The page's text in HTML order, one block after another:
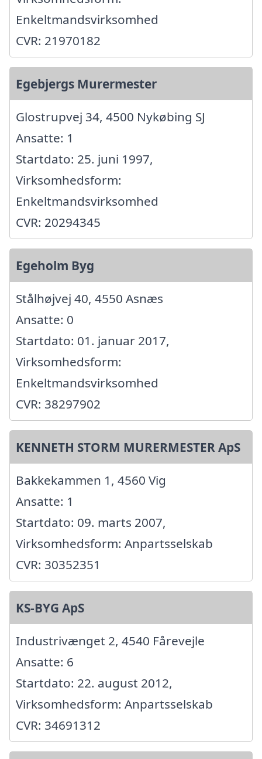
Enkeltmandsvirksomhed
CVR: 21970182
Egebjergs Murermester
Glostrupvej 34, 4500 Nykøbing SJ
Ansatte: 1
Startdato: 25. juni 1997,
Virksomhedsform:
Enkeltmandsvirksomhed
CVR: 20294345
Egeholm Byg
Stålhøjvej 40, 4550 Asnæs
Ansatte: 0
Startdato: 01. januar 2017,
Virksomhedsform:
Enkeltmandsvirksomhed
CVR: 38297902
KENNETH STORM MURERMESTER ApS
Bakkekammen 1, 4560 Vig
Ansatte: 1
Startdato: 09. marts 2007,
Virksomhedsform: Anpartsselskab
CVR: 30352351
KS-BYG ApS
Industrivænget 2, 4540 Fårevejle
Ansatte: 6
Startdato: 22. august 2012,
Virksomhedsform: Anpartsselskab
CVR: 34691312